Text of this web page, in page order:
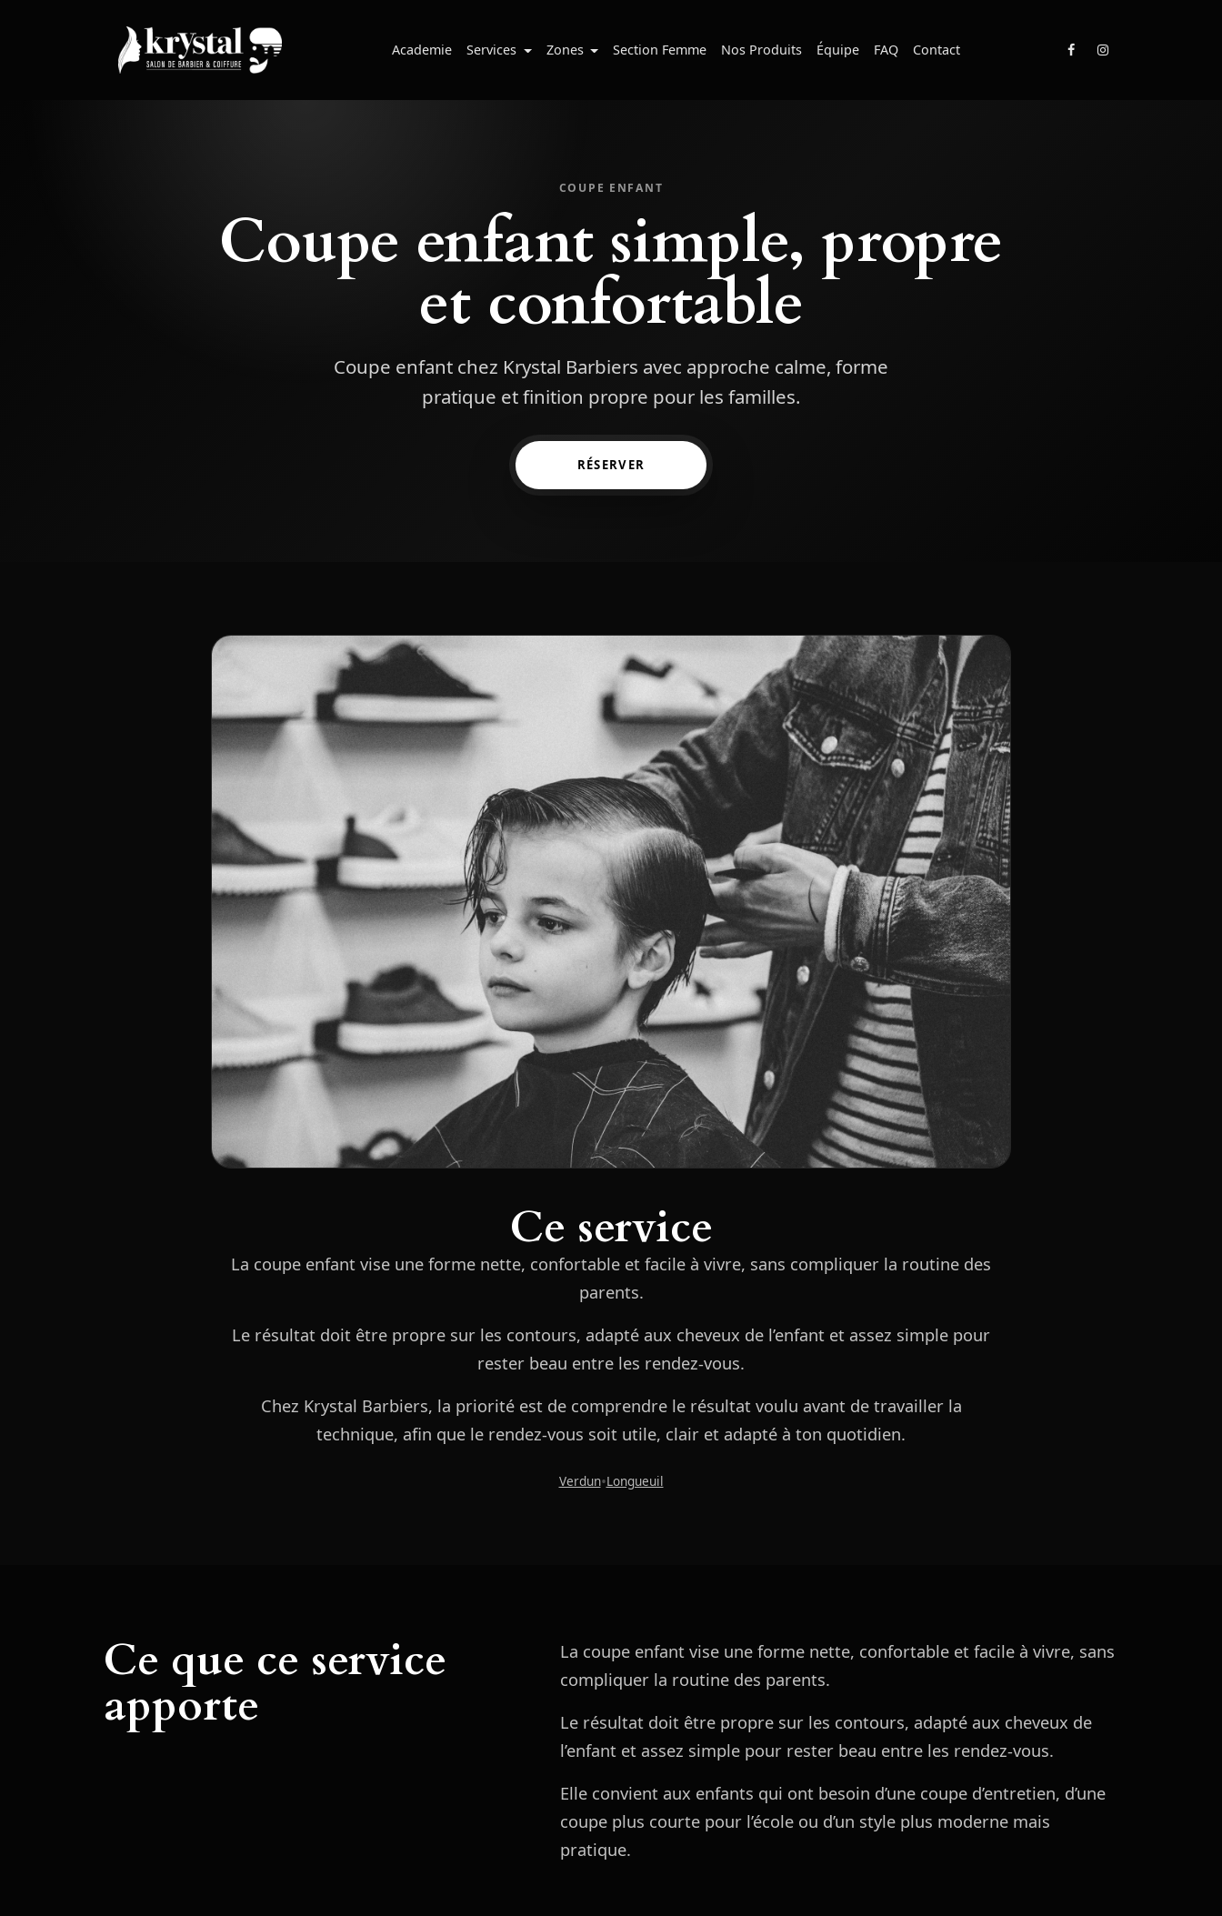
Academie Services Zones Section Femme Nos Produits Équipe FAQ Contact
COUPE ENFANT
Coupe enfant simple, propre
et confortable
Coupe enfant chez Krystal Barbiers avec approche calme, forme
pratique et finition propre pour les familles.
RÉSERVER
Ce service
La coupe enfant vise une forme nette, confortable et facile à vivre, sans compliquer la routine des
parents.
Le résultat doit être propre sur les contours, adapté aux cheveux de l’enfant et assez simple pour
rester beau entre les rendez-vous.
Chez Krystal Barbiers, la priorité est de comprendre le résultat voulu avant de travailler la
technique, afin que le rendez-vous soit utile, clair et adapté à ton quotidien.
Verdun•Longueuil
Ce que ce service
apporte
La coupe enfant vise une forme nette, confortable et facile à vivre, sans
compliquer la routine des parents.
Le résultat doit être propre sur les contours, adapté aux cheveux de
l’enfant et assez simple pour rester beau entre les rendez-vous.
Elle convient aux enfants qui ont besoin d’une coupe d’entretien, d’une
coupe plus courte pour l’école ou d’un style plus moderne mais
pratique.